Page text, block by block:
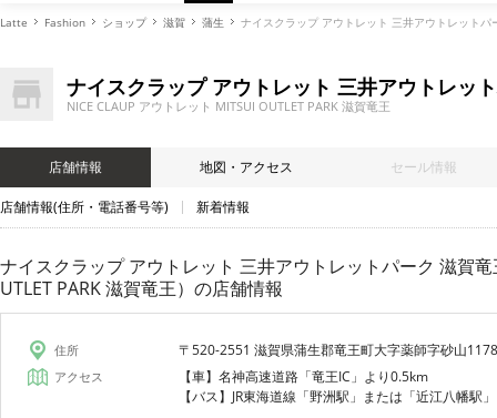
Latte Fashion ショップ 滋賀 蒲生 ナイスクラップ アウトレット 三井アウトレットパ
ナイスクラップ アウトレット 三井アウトレッ
NICE CLAUP アウトレット MITSUI OUTLET PARK 滋賀竜王
店舗情報 地図・アクセス セール情報
店舗情報(住所・電話番号等) 新着情報
ナイスクラップ アウトレット 三井アウトレットパーク 滋賀
UTLET PARK 滋賀竜王） の店舗情報
住所 〒520-2551 滋賀県蒲生郡竜王町大字薬師字砂山
アクセス
【車】名神高速道路「竜王IC」より0.5km
【バス】JR東海道線「野洲駅」または「近江八幡駅